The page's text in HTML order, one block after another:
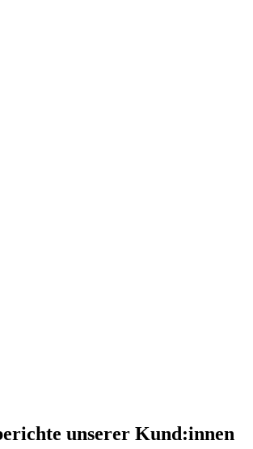
unserer Kund:innen